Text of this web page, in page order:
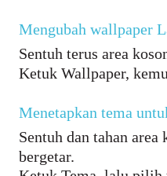
Mengubah wallpaper
Sentuh terus area
Ketuk Wallpaper,
Menetapkan tema
Sentuh dan tahan
bergetar.